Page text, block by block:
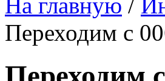
Переходим с